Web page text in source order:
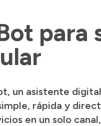
un asistente
rápida y
en un solo